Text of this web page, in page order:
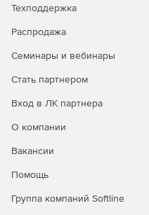
лицензий через
Отчетность – создание
всего важного
Техподдержка
Распродажа
Семинары и вебинары
Стать партнером
Вход в ЛК партнера
О компании
Вакансии
Помощь
Группа компаний Softline